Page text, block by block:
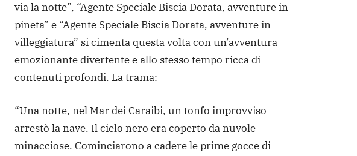
via la notte”, “Agente Speciale Biscia Dorata, avventure in
pineta” e “Agente Speciale Biscia Dorata, avventure in
villeggiatura” si cimenta questa volta con un’avventura
emozionante divertente e allo stesso tempo ricca di
contenuti profondi. La trama:
“Una notte, nel Mar dei Caraibi, un tonfo improvviso
arrestò la nave. Il cielo nero era coperto da nuvole
minacciose. Cominciarono a cadere le prime gocce di